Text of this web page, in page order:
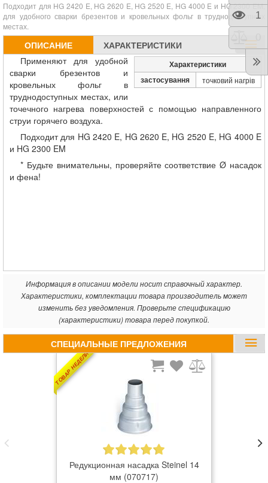
Подходит для HG 2420 E, HG 2620 E, HG 2520 E, HG 4000 E и HG 2300 EM,
для удобного сварки брезентов и кровельных фольг в труднодоступных
местах.
ОПИСАНИЕ ХАРАКТЕРИСТИКИ
Характеристики
застосування
точковий нагрів
Применяют для удобной
сварки брезентов и
кровельных фольг в
труднодоступных местах, или
точечного нагрева поверхностей с помощью направленного
струи горячего воздуха.
Подходит для HG 2420 E, HG 2620 E, HG 2520 E, HG 4000 E
и HG 2300 EM
* Будьте внимательны, проверяйте соответствие Ø насадок
и фена!
Информация в описании модели носит справочный характер.
Характеристики, комплектации товара производитель может
изменить без уведомления. Проверьте спецификацию
(характеристики) товара перед покупкой.
СПЕЦИАЛЬНЫЕ ПРЕДЛОЖЕНИЯ
ТОВАР НЕДЕЛИ
Редукционная насадка Steinel 14
мм (070717)
1
0